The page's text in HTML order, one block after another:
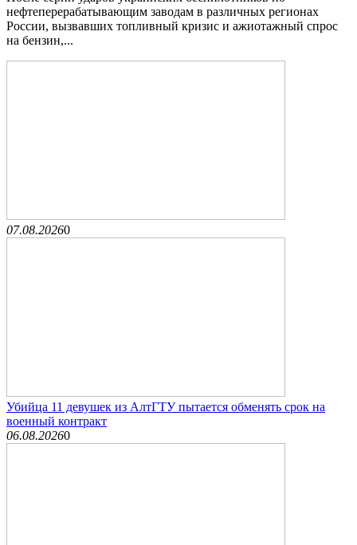
нефтеперерабатывающим заводам в различных регионах
России, вызвавших топливный кризис и ажиотажный спрос
на бензин,...
07.08.20260
Убийца 11 девушек из АлтГТУ пытается обменять срок на
военный контракт
06.08.20260